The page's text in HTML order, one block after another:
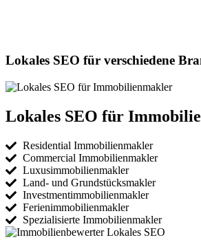
Lokales SEO für verschiedene
Lokales SEO für
Residential Immobilienmakler
Commercial Immobilienmakler
Luxusimmobilienmakler
Land- und Grundstücksmakler
Investmentimmobilienmakler
Ferienimmobilienmakler
Spezialisierte Immobilienmakler